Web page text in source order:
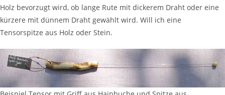
Holz bevorzugt wird, ob lange Rute mit dickerem Draht oder eine
kürzere mit dünnem Draht gewählt wird. Will ich eine
Tensorspitze aus Holz oder Stein.